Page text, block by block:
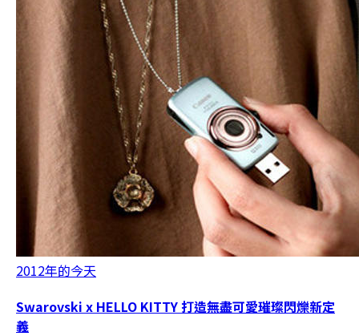
2012年的今天
Swarovski x HELLO KITTY 打造無盡可愛璀璨閃爍新定
義